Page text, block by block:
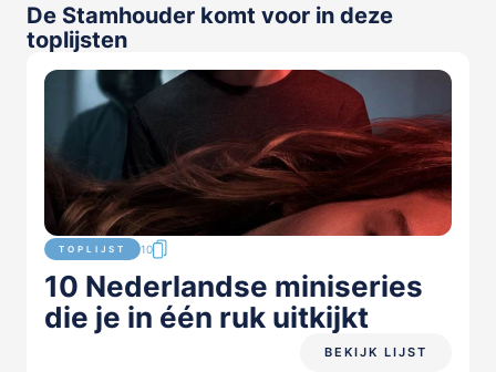
De Stamhouder komt voor in deze
toplijsten
TOPLIJST 10
10 Nederlandse miniseries
die je in één ruk uitkijkt
BEKIJK LIJST